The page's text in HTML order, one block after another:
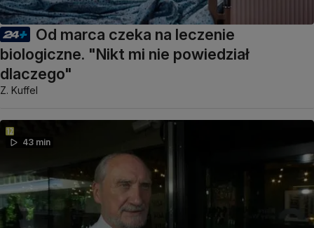
Od marca czeka na leczenie
biologiczne. "Nikt mi nie powiedział
dlaczego"
Z. Kuffel
43 min